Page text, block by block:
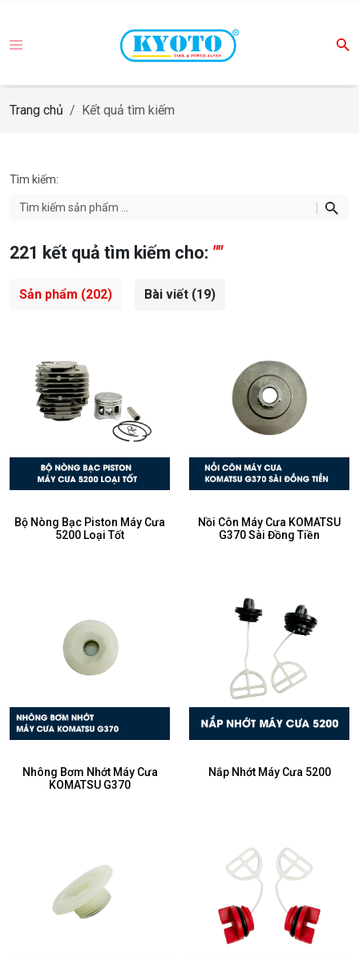
Trang chủ Kết quả tìm kiếm
Tìm kiếm:
221 kết quả tìm kiếm cho: ""
Sản phẩm (202) Bài viết (19)
Bộ Nòng Bạc Piston Máy Cưa
5200 Loại Tốt
Nồi Côn Máy Cưa KOMATSU
G370 Sài Đồng Tiền
Nhông Bơm Nhớt Máy Cưa
KOMATSU G370
Nắp Nhớt Máy Cưa 5200